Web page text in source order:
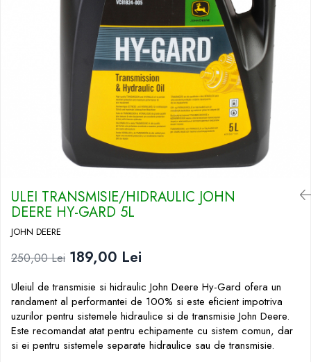
ULEI TRANSMISIE/HIDRAULIC JOHN
DEERE HY-GARD 5L
JOHN DEERE
250,00 Lei 189,00 Lei
Uleiul de transmisie si hidraulic John Deere Hy-Gard ofera un
randament al performantei de 100% si este eficient impotriva
uzurilor pentru sistemele hidraulice si de transmisie John Deere.
Este recomandat atat pentru echipamente cu sistem comun, dar
si ei pentru sistemele separate hidraulice sau de transmisie.